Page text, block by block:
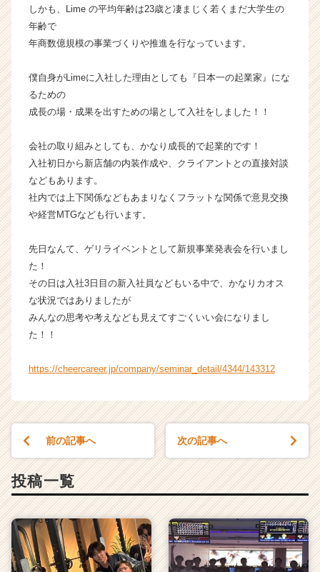
活
イ
チ
ャ
ア
（C
e
a
e
e
r）
しかも、Lime の平均年齢は23歳と凄まじく若くまだ大学生の
年齢で
年商数億規模の事業づくりや推進を行なっています。
僕自身がLimeに入社した理由としても『日本一の起業家』にな
るための
成長の場・成果を出すための場として入社をしました！！
会社の取り組みとしても、かなり成長的で起業的です！
入社初日から新店舗の内装作成や、クライアントとの直接対談
などもあります。
社内では上下関係などもあまりなくフラットな関係で意見交換
や経営MTGなども行います。
先日なんて、ゲリライベントとして新規事業発表会を行いまし
た！
その日は入社3日目の新入社員などもいる中で、かなりカオス
な状況ではありましたが
みんなの思考や考えなども見えてすごくいい会になりまし
た！！
https://cheercareer.jp/company/seminar_detail/4344/143312
前の記事へ 次の記事へ
投稿一覧